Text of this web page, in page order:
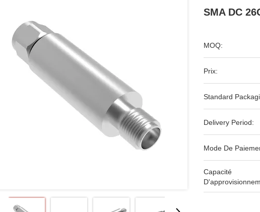
SMA DC
MOQ:
Prix:
Standard
Delivery Period:
Mode De
Capacité